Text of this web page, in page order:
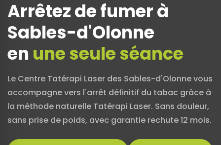
Arrêtez de fumer à
Sables-d'Olonne
en une seule séance
Le Centre Tatérapi Laser des Sables-d'Olonne vous
accompagne vers l'arrêt définitif du tabac grâce à
la méthode naturelle Tatérapi Laser. Sans douleur,
sans prise de poids, avec garantie rechute 12 mois.